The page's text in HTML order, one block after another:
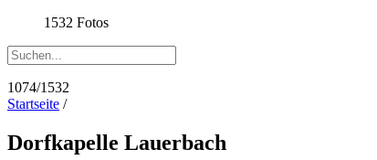
1532 Fotos
1074/1532
Startseite /
Dorfkapelle Lauerbach